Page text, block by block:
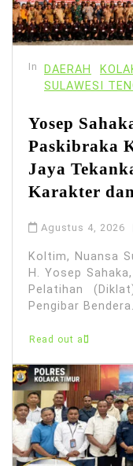
In DAERAH
SULAWESI
Yosep
Paskibraka
Jaya
Karakter
Agustus 4, 2026
Koltim, Nuansa
H. Yosep
Pelatihan
Pengibar
Read out all